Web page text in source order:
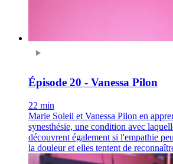
Épisode 20 - Vanessa Pilon
22 min
Marie Soleil et Vanessa Pilon en
synesthésie, une condition avec
découvrent également si l'empathie
la douleur et elles tentent de